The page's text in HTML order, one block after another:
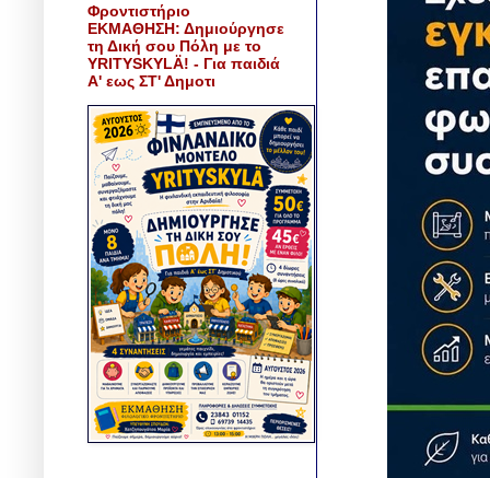
Φροντιστήριο
ΕΚΜΑΘΗΣΗ: Δημιούργησε
τη Δική σου Πόλη με το
YRITYSKYLÄ! - Για παιδιά
Α' εως ΣΤ' Δημοτι